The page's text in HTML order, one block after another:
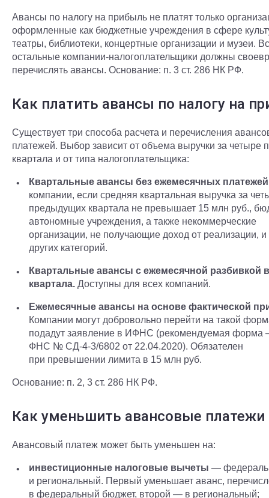
Авансы по налогу на прибыль не платят только
оформленные как бюджетные учреждения в сфере
театры, библиотеки, концертные организации и музеи.
остальные компании-налогоплательщики должны
перечислять авансы. Основание: п. 3 ст. 286 НК РФ.
Как платить авансы по налогу на
Существует три способа расчета и перечисления
платежей. Выбор зависит от объема выручки за четыре
квартала и от типа налогоплательщика:
Квартальные авансы без ежемесячных
компании, если средняя квартальная выручка за
предыдущих квартала не превышает 15 млн руб.,
автономные учреждения, а также некоммерческие
организации, не получающие доход от реализации, и
других категорий.
Квартальные авансы с ежемесячной разбивкой
квартала. Доступны для всех компаний.
Ежемесячные авансы на основе фактической
Компании могут добровольно перейти на такой
подадут заявление в ИФНС (рекомендуемая форма
ФНС № СД-4-3/6802 от 22.04.2020). Обязателен
при превышении лимита в 15 млн руб.
Основание: п. 2, 3 ст. 286 НК РФ.
Как уменьшить авансовые платежи
Авансовый платеж может быть уменьшен на:
инвестиционные налоговые вычеты —
и региональный. Первый уменьшает аванс,
в федеральный бюджет, второй — в региональный;